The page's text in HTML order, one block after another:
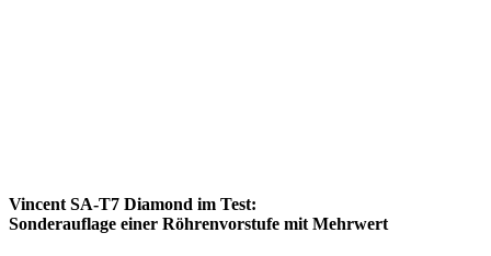
Vincent SA-T7 Diamond im Test:
Sonderauflage einer Röhrenvorstufe mit Mehrwert